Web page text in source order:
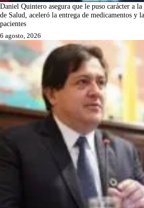
Daniel Quintero asegura que le puso carácter a
de Salud, aceleró la entrega de medicamentos y
pacientes
6 agosto, 2026